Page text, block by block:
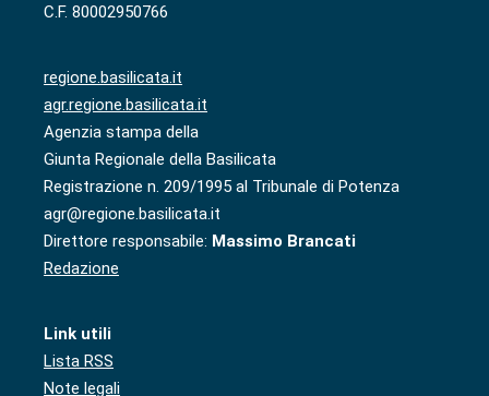
C.F. 80002950766
regione.basilicata.it
agr.regione.basilicata.it
Agenzia stampa della
Giunta Regionale della Basilicata
Registrazione n. 209/1995 al Tribunale di Potenza
agr@regione.basilicata.it
Direttore responsabile: Massimo Brancati
Redazione
Link utili
Lista RSS
Note legali